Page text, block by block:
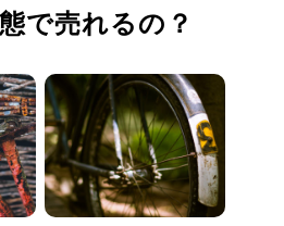
で売れるの？